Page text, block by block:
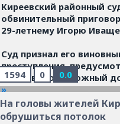
Киреевский районный
обвинительный
29-летнему Игорю
Суд признал его
преступления,
РФ (Заведомо ложный
»
1594 0 0.0
На головы жителей
обрушиться потолок